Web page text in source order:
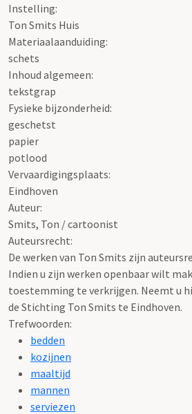
Instelling:
Ton Smits Huis
Materiaalaanduiding:
schets
Inhoud algemeen:
tekstgrap
Fysieke bijzonderheid:
geschetst
papier
potlood
Vervaardigingsplaats:
Eindhoven
Auteur:
Smits, Ton / cartoonist
Auteursrecht:
De werken van Ton Smits zijn
Indien u zijn werken openbaar wilt
toestemming te verkrijgen. Neemt u
de Stichting Ton Smits te Eindhoven.
Trefwoorden:
bedden
kozijnen
maaltijd
mannen
serviezen